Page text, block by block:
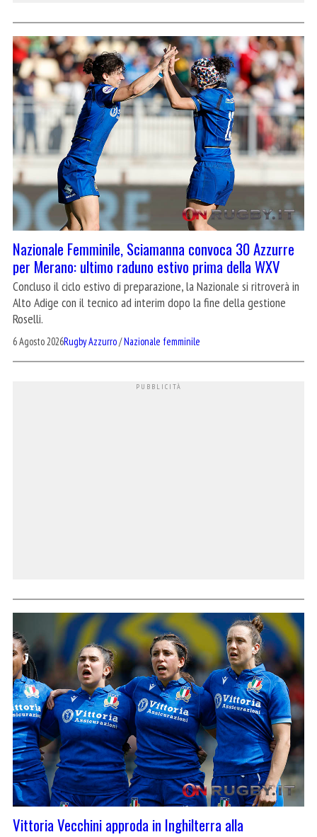
Nazionale Femminile, Sciamanna convoca 30 Azzurre
per Merano: ultimo raduno estivo prima della WXV
Concluso il ciclo estivo di preparazione, la Nazionale si ritroverà in
Alto Adige con il tecnico ad interim dopo la fine della gestione
Roselli.
6 Agosto 2026Rugby Azzurro/Nazionale femminile
Vittoria Vecchini approda in Inghilterra alla